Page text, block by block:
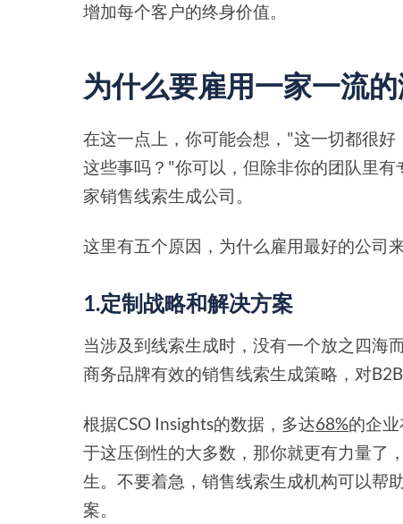
增加每个客户的终身价值。
为什么要雇用一家一流
在这一点上，你可能会想，"这一切都很
这些事吗？"你可以，但除非你的团队里
家销售线索生成公司。
这里有五个原因，为什么雇用最好的公司
1.定制战略和解决方案
当涉及到线索生成时，没有一个放之四海
商务品牌有效的销售线索生成策略，对
根据CSO Insights的数据，多达68%的企
于这压倒性的大多数，那你就更有力量了
生。不要着急，销售线索生成机构可以帮
案。